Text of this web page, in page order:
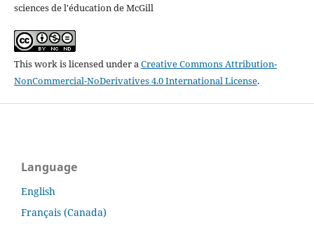
sciences de l'éducation de McGill
This work is licensed under a Creative Commons Attribution-
NonCommercial-NoDerivatives 4.0 International License.
Language
English
Français (Canada)